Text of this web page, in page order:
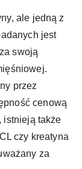
ale jedną z
jest
swoją
przez
cenową
istnieją także
czy kreatyna
za